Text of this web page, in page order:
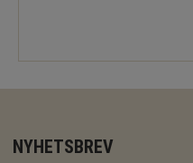
NYHETSBREV